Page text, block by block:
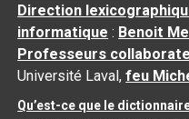
Direction
informatique : Benoit
Professeurs
Université Laval,feu
Qu’est-ce que le